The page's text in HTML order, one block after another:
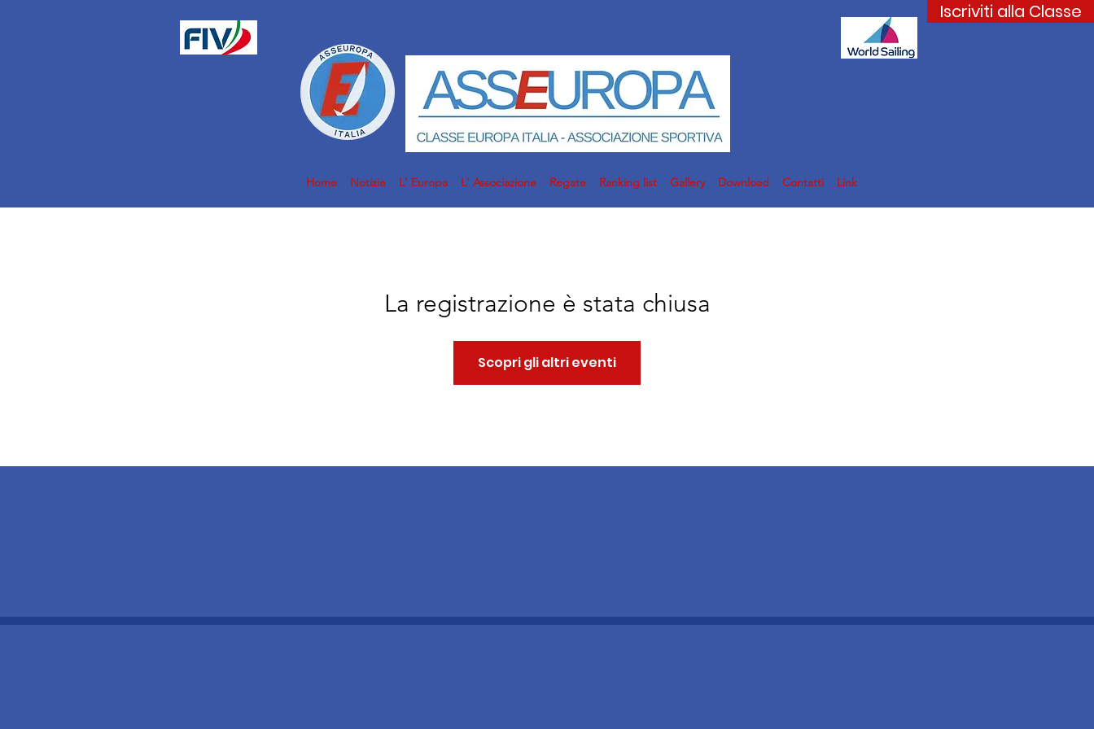
Iscriviti alla Classe
Home Notizie L' Europa L' Associazione Regate Ranking list Gallery Download Contatti Link
La registrazione è stata chiusa
Scopri gli altri eventi